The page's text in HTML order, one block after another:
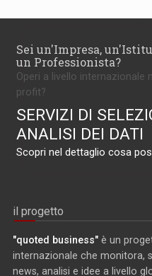
Sei un'Impresa,
un Professionista?
Operi a livello internazionale
profit?
SERVIZI DI
ANALISI DEI DATI
Scopri nel dettaglio cosa
il progetto
"quoted business" è un
internazionale che monitora,
news, analisi e idee a livello